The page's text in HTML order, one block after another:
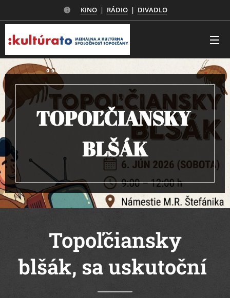
KINO| RÁDIO| DIVADLO
TOPOĽČIANSKY
BLŠÁK
Topoľčiansky
blšák, sa uskutoční